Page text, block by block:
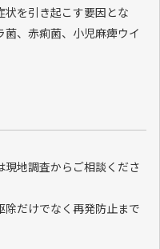
を引き起こす要因とな
、赤痢菌、小児麻痺ウイ
地調査からご相談くださ
だけでなく再発防止まで